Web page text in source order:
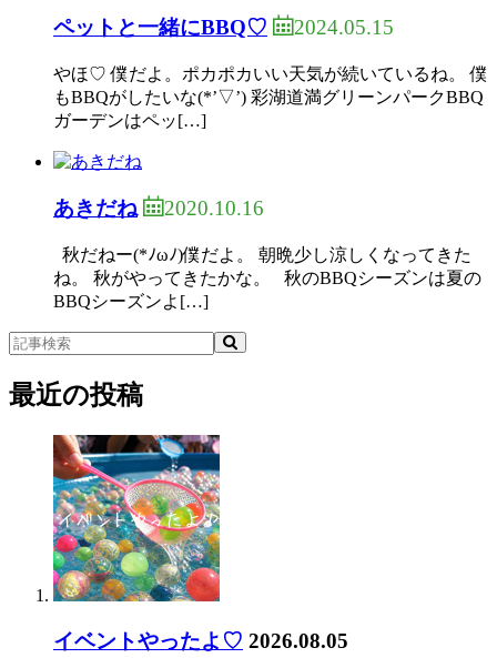
ペットと一緒にBBQ♡ 2024.05.15
やほ♡ 僕だよ。ポカポカいい天気が続いているね。 僕
もBBQがしたいな(*’▽’) 彩湖道満グリーンパークBBQ
ガーデンはペッ[…]
あきだね 2020.10.16
秋だねー(*ﾉωﾉ)僕だよ。 朝晩少し涼しくなってきた
ね。 秋がやってきたかな。 秋のBBQシーズンは夏の
BBQシーズンよ[…]
最近の投稿
イベントやったよ♡ 2026.08.05